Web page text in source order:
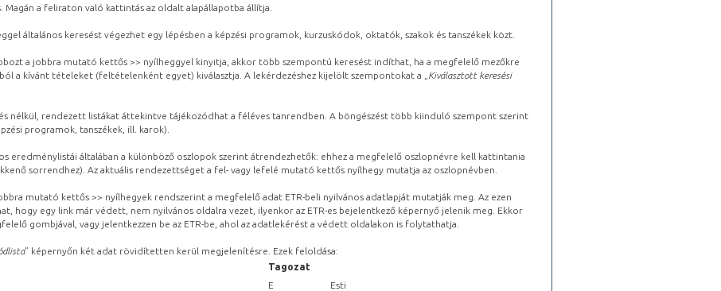
a feliraton való kattintás az oldalt alapállapotba állítja.
általános keresést végezhet egy lépésben a képzési programok, kurzuskódok, oktatók, szakok és tanszékek közt.
a jobbra mutató kettős >> nyílheggyel kinyitja, akkor több szempontú keresést indíthat, ha a megfelelő mezőkre
a kívánt tételeket (feltételenként egyet) kiválasztja. A lekérdezéshez kijelölt szempontokat a „ Kiválasztott keresési
nélkül, rendezett listákat áttekintve tájékozódhat a féléves tanrendben. A böngészést több kiinduló szempont szerint
programok, tanszékek, ill. karok).
eredménylistái általában a különböző oszlopok szerint átrendezhetők: ehhez a megfelelő oszlopnévre kell kattintania
sorrendhez). Az aktuális rendezettséget a fel- vagy lefelé mutató kettős nyílhegy mutatja az oszlopnévben.
mutató kettős >> nyílhegyek rendszerint a megfelelő adat ETR-beli nyilvános adatlapját mutatják meg. Az ezen
hogy egy link már védett, nem nyilvános oldalra vezet, ilyenkor az ETR-es bejelentkező képernyő jelenik meg. Ekkor
gombjával, vagy jelentkezzen be az ETR-be, ahol az adatlekérést a védett oldalakon is folytathatja.
” képernyőn két adat rövidítetten kerül megjelenítésre. Ezek feloldása:
Tagozat
E
Esti